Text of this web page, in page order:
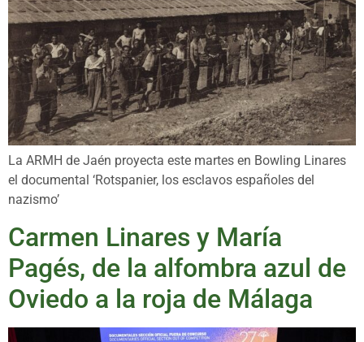
La ARMH de Jaén proyecta este martes en Bowling Linares
el documental ‘Rotspanier, los esclavos españoles del
nazismo’
Carmen Linares y María
Pagés, de la alfombra azul de
Oviedo a la roja de Málaga